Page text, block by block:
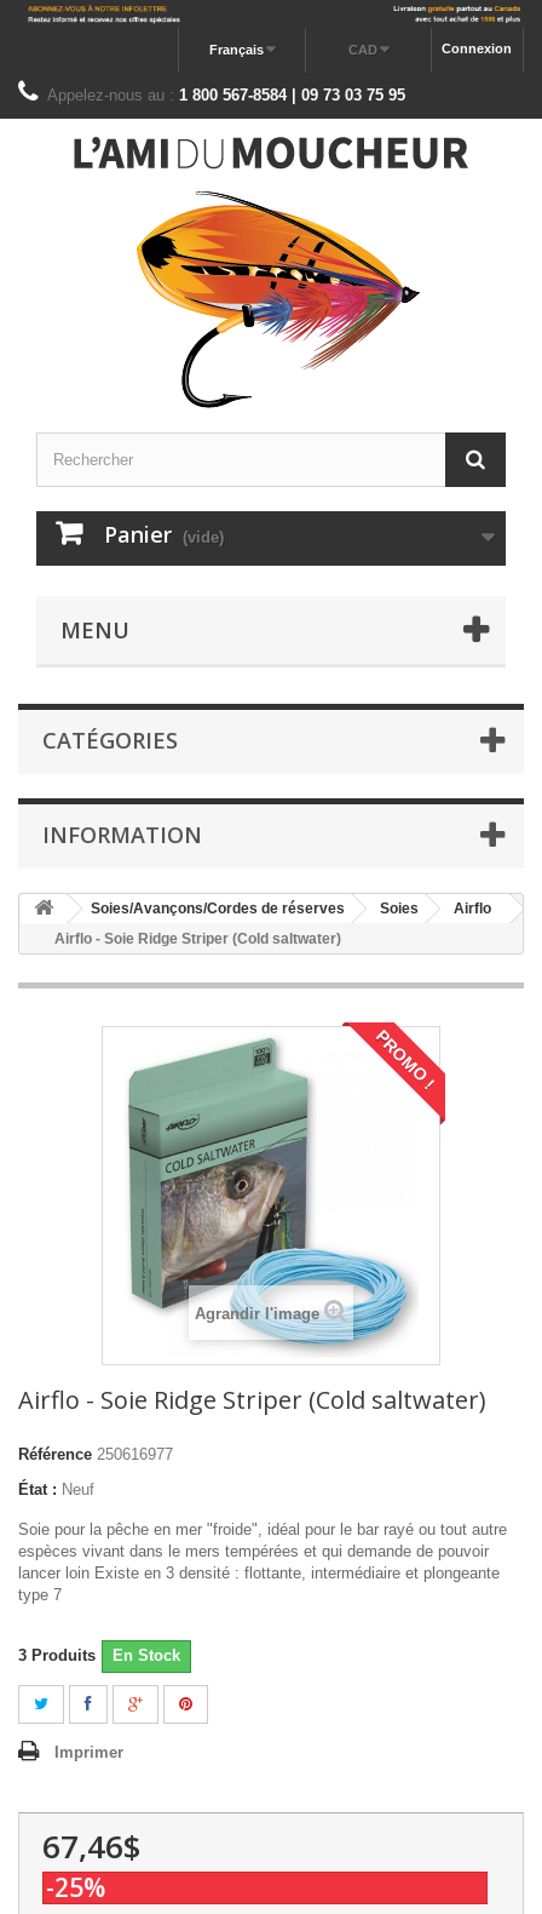
Connexion
CAD
Français
Appelez-nous au : 1 800 567-8584 | 09 73 03 75 95
Panier (vide)
MENU
CATÉGORIES
INFORMATION
Soies/Avançons/Cordes de réserves Soies
Airflo
Airflo - Soie Ridge Striper (Cold saltwater)
PROMO !
Agrandir l'image
Airflo - Soie Ridge Striper (Cold saltwater)
Référence 250616977
État : Neuf
Soie pour la pêche en mer "froide", idéal pour le bar rayé ou tout autre
espèces vivant dans le mers tempérées et qui demande de pouvoir
lancer loin Existe en 3 densité : flottante, intermédiaire et plongeante
type 7
3 Produits En Stock
Imprimer
67,46$
-25%